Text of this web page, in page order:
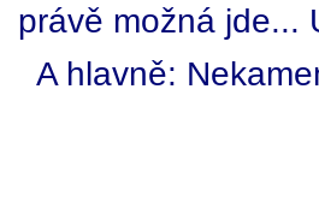
právě možná jde...
A hlavně: